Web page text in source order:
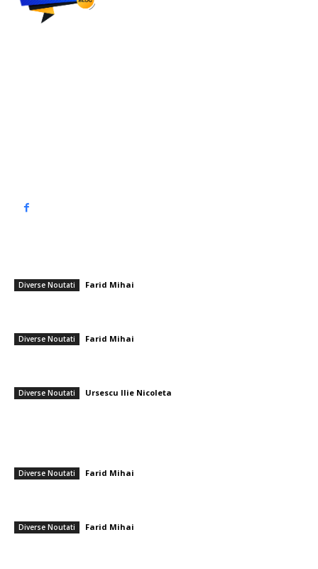
Diverse Noutati Farid Mihai
Diverse Noutati Farid Mihai
Diverse Noutati Ursescu Ilie Nicoleta
Diverse Noutati Farid Mihai
Diverse Noutati Farid Mihai